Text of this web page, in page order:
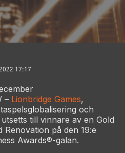
17:17
/ – Lionbridge Games,
och
till vinnare av en Gold
på den 19:e
Awards®-galan.